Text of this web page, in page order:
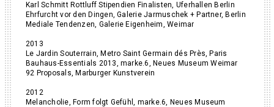
Karl Schmitt Rottluff Stipendien Finalisten, Uferhallen Berlin
Ehrfurcht vor den Dingen, Galerie Jarmuschek + Partner, Berlin
Mediale Tendenzen, Galerie Eigenheim, Weimar
2013
Le Jardin Souterrain, Metro Saint Germain dés Près, Paris
Bauhaus-Essentials 2013, marke.6, Neues Museum Weimar
92 Proposals, Marburger Kunstverein
2012
Melancholie, Form folgt Gefühl, marke.6, Neues Museum